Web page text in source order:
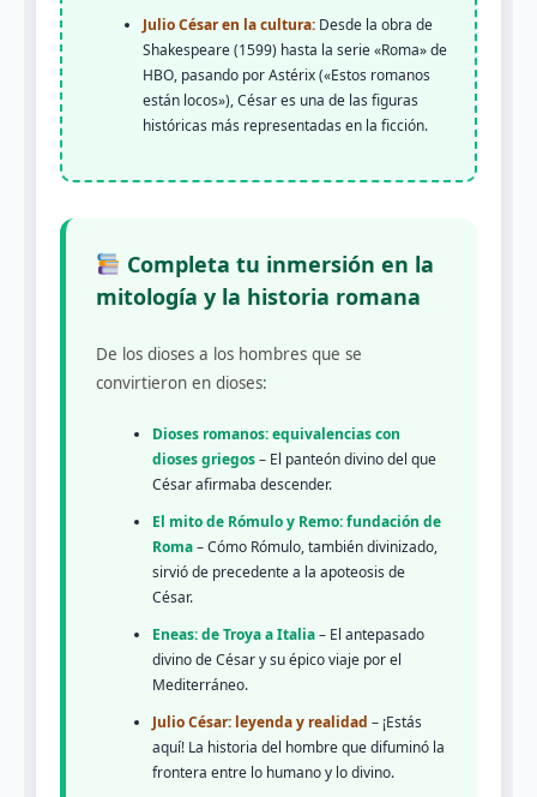
Julio César en la cultura: Desde la obra de
Shakespeare (1599) hasta la serie «Roma» de
HBO, pasando por Astérix («Estos romanos
están locos»), César es una de las figuras
históricas más representadas en la ficción.
Completa tu inmersión en la
mitología y la historia romana
De los dioses a los hombres que se
convirtieron en dioses:
Dioses romanos: equivalencias con
dioses griegos– El panteón divino del que
César afirmaba descender.
El mito de Rómulo y Remo: fundación de
Roma– Cómo Rómulo, también divinizado,
sirvió de precedente a la apoteosis de
César.
Eneas: de Troya a Italia– El antepasado
divino de César y su épico viaje por el
Mediterráneo.
Julio César: leyenda y realidad – ¡Estás
aquí! La historia del hombre que difuminó la
frontera entre lo humano y lo divino.